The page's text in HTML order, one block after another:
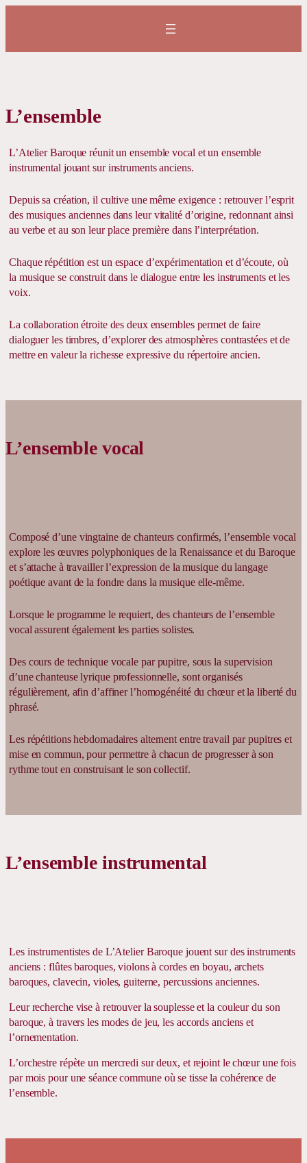
L’ensemble
L’Atelier Baroque réunit un ensemble vocal et un ensemble
instrumental jouant sur instruments anciens.
Depuis sa création, il cultive une même exigence : retrouver l’esprit
des musiques anciennes dans leur vitalité d’origine, redonnant ainsi
au verbe et au son leur place première dans l’interprétation.
Chaque répétition est un espace d’expérimentation et d’écoute, où
la musique se construit dans le dialogue entre les instruments et les
voix.
La collaboration étroite des deux ensembles permet de faire
dialoguer les timbres, d’explorer des atmosphères contrastées et de
mettre en valeur la richesse expressive du répertoire ancien.
L’ensemble vocal
Composé d’une vingtaine de chanteurs confirmés, l’ensemble vocal
explore les œuvres polyphoniques de la Renaissance et du Baroque
et s’attache à travailler l’expression de la musique du langage
poétique avant de la fondre dans la musique elle-même.
Lorsque le programme le requiert, des chanteurs de l’ensemble
vocal assurent également les parties solistes.
Des cours de technique vocale par pupitre, sous la supervision
d’une chanteuse lyrique professionnelle, sont organisés
régulièrement, afin d’affiner l’homogénéité du chœur et la liberté du
phrasé.
Les répétitions hebdomadaires alternent entre travail par pupitres et
mise en commun, pour permettre à chacun de progresser à son
rythme tout en construisant le son collectif.
L’ensemble instrumental
Les instrumentistes de L’Atelier Baroque jouent sur des instruments
anciens : flûtes baroques, violons à cordes en boyau, archets
baroques, clavecin, violes, guiterne, percussions anciennes.
Leur recherche vise à retrouver la souplesse et la couleur du son
baroque, à travers les modes de jeu, les accords anciens et
l’ornementation.
L’orchestre répète un mercredi sur deux, et rejoint le chœur une fois
par mois pour une séance commune où se tisse la cohérence de
l’ensemble.